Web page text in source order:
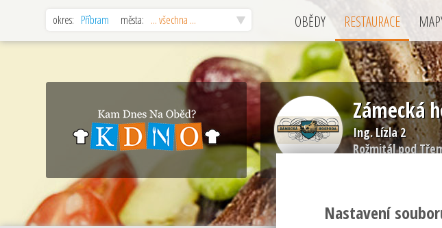
okres: Příbram města: ... všechna ... OBĚDY RESTAURACE
Zámecká
Ing. Lízla 2
Rožmitál pod
Nastavení